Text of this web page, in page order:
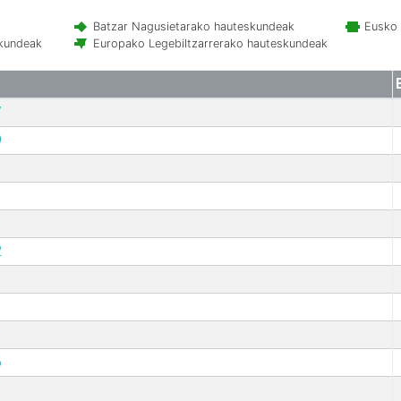
Batzar Nagusietarako hauteskundeak
Europako Legebiltzarrerako hauteskundeak